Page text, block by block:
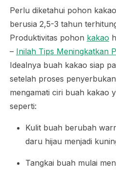
Perlu diketahui pohon
berusia 2,5-3 tahun
Produktivitas pohon kakao
– Inilah Tips Meningkatkan
Idealnya buah kakao siap
setelah proses
mengamati ciri buah kakao
seperti:
Kulit buah berubah
daru hijau menjadi
Tangkai buah mulai